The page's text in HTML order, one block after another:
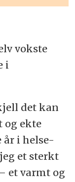
vokste
i
det kan
og ekte
år i helse-
et sterkt
et varmt og